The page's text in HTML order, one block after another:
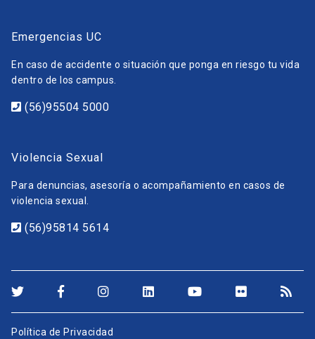
Emergencias UC
En caso de accidente o situación que ponga en riesgo tu vida
dentro de los campus.
(56)95504 5000
Violencia Sexual
Para denuncias, asesoría o acompañamiento en casos de
violencia sexual.
(56)95814 5614
Política de Privacidad